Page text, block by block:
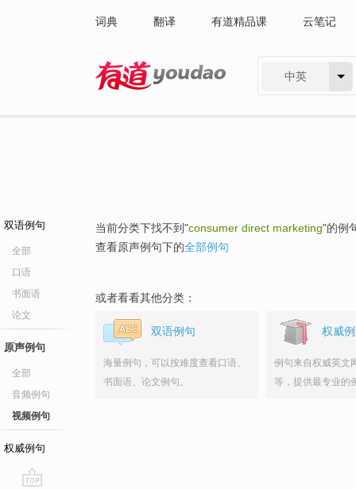
词典 翻译 有道精品课 云笔记
中英
双语例句
全部
口语
书面语
论文
原声例句
全部
音频例句
视频例句
权威例句
当前分类下找不到"consumer direct marketing"的例
查看原声例句下的全部例句
或者看看其他分类：
双语例句
海量例句，可以按难度查看口语、
书面语、论文例句。
权威
例句来自权威英文
等，提供最专业的